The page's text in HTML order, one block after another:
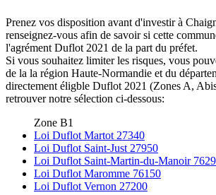
Prenez vos disposition avant d'investir à
renseignez-vous afin de savoir si cette
l'agrément Duflot 2021 de la part du préfet.
Si vous souhaitez limiter les risques, vous
de la la région Haute-Normandie et du
directement éligble Duflot 2021 (Zones A,
retrouver notre sélection ci-dessous:
Zone B1
Loi Duflot Martot 27340
Loi Duflot Saint-Just 27950
Loi Duflot Saint-Martin-du-Manoir
Loi Duflot Maromme 76150
Loi Duflot Vernon 27200